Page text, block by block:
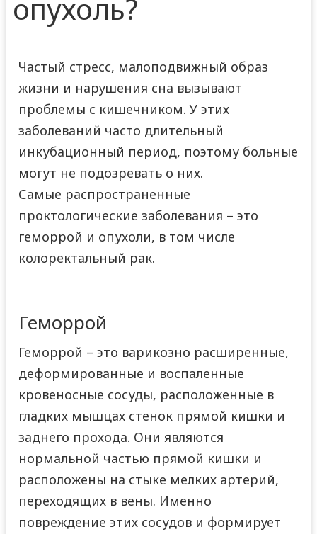
опухоль?
Частый стресс, малоподвижный образ
жизни и нарушения сна вызывают
проблемы с кишечником. У этих
заболеваний часто длительный
инкубационный период, поэтому больные
могут не подозревать о них.
Самые распространенные
проктологические заболевания – это
геморрой и опухоли, в том числе
колоректальный рак.
Геморрой
Геморрой – это варикозно расширенные,
деформированные и воспаленные
кровеносные сосуды, расположенные в
гладких мышцах стенок прямой кишки и
заднего прохода. Они являются
нормальной частью прямой кишки и
расположены на стыке мелких артерий,
переходящих в вены. Именно
повреждение этих сосудов и формирует